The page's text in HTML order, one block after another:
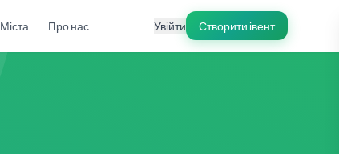
Міста Про нас Увійти Створити івент